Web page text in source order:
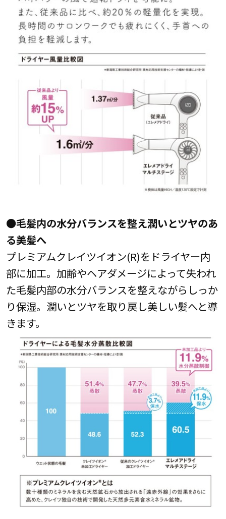
●毛髪内の水分バランスを整え潤いとツヤのあ
る美髪へ
プレミアムクレイツイオン(R)をドライヤー内
部に加工。加齢やヘアダメージによって失われ
た毛髪内部の水分バランスを整えながらしっか
り保湿。潤いとツヤを取り戻し美しい髪へと導
きます。